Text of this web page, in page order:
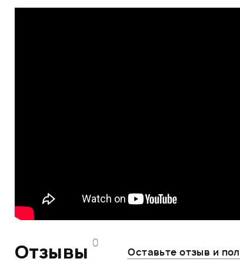
Отзывы 0
Оставьте отзыв и